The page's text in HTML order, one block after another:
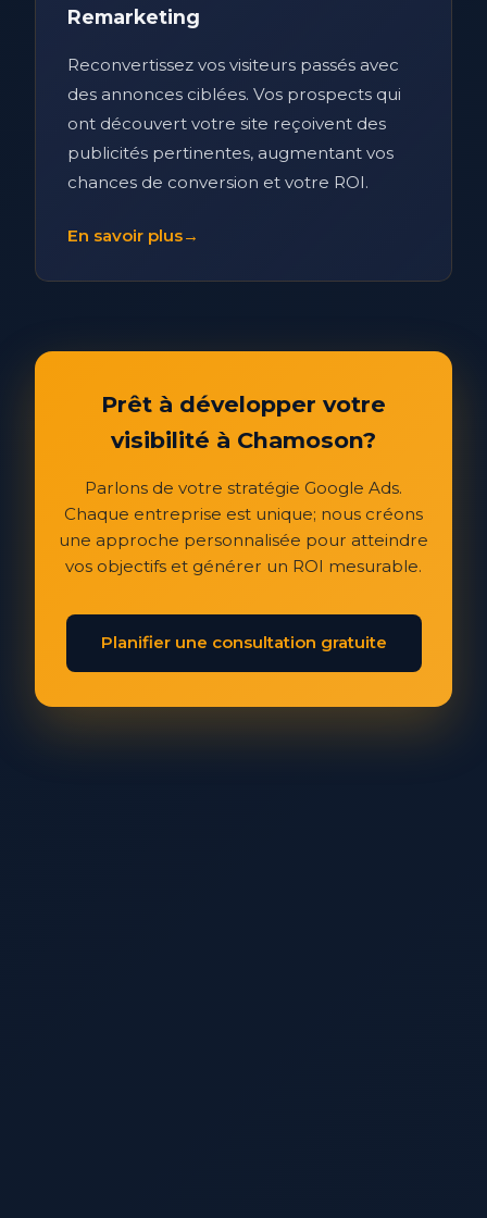
Remarketing
Reconvertissez vos visiteurs passés avec
des annonces ciblées. Vos prospects qui
ont découvert votre site reçoivent des
publicités pertinentes, augmentant vos
chances de conversion et votre ROI.
En savoir plus→
Prêt à développer votre
visibilité à Chamoson?
Parlons de votre stratégie Google Ads.
Chaque entreprise est unique; nous créons
une approche personnalisée pour atteindre
vos objectifs et générer un ROI mesurable.
Planifier une consultation gratuite